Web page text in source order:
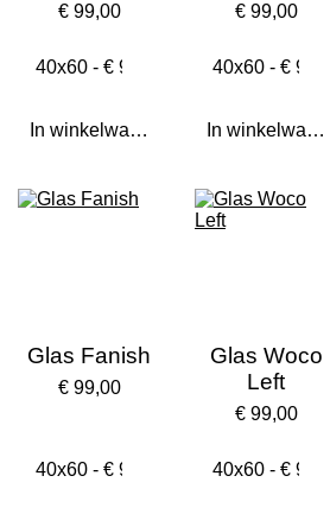
€ 99,00
In winkelwagen
€ 99,00
In winkelwagen
Glas Fanish
€ 99,00
Glas Woco
Left
€ 99,00